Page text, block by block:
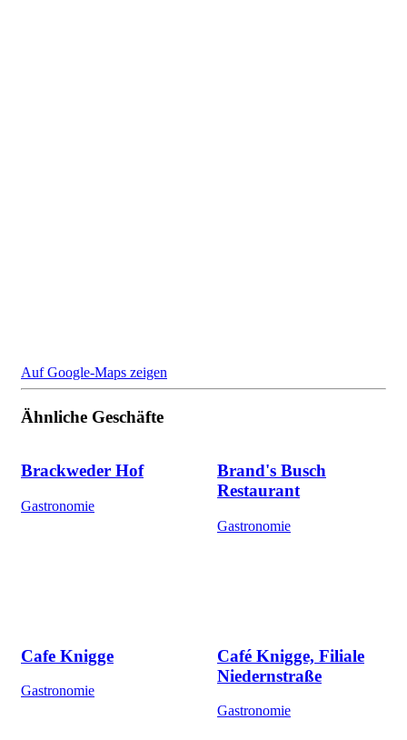
Auf Google-Maps zeigen
Ähnliche Geschäfte
Brackweder Hof
Gastronomie
Brand's Busch
Restaurant
Gastronomie
Cafe Knigge
Gastronomie
Café Knigge, Filiale
Niedernstraße
Gastronomie